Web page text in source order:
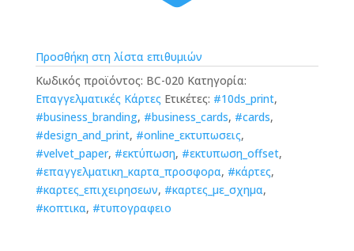
Προσθήκη στη λίστα επιθυμιών
Κωδικός προϊόντος: BC-020 Κατηγορία:
Επαγγελματικές Κάρτες Ετικέτες: #10ds_print,
#business_branding, #business_cards, #cards,
#design_and_print, #online_εκτυπωσεις,
#velvet_paper, #εκτύπωση, #εκτυπωση_offset,
#επαγγελματικη_καρτα_προσφορα, #κάρτες,
#καρτες_επιχειρησεων, #καρτες_με_σχημα,
#κοπτικα, #τυπογραφειο